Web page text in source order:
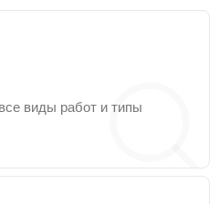
виды работ и типы